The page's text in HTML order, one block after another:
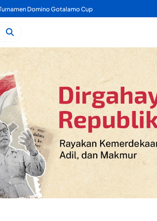
Labkesmas Morotai Terus Berjalan